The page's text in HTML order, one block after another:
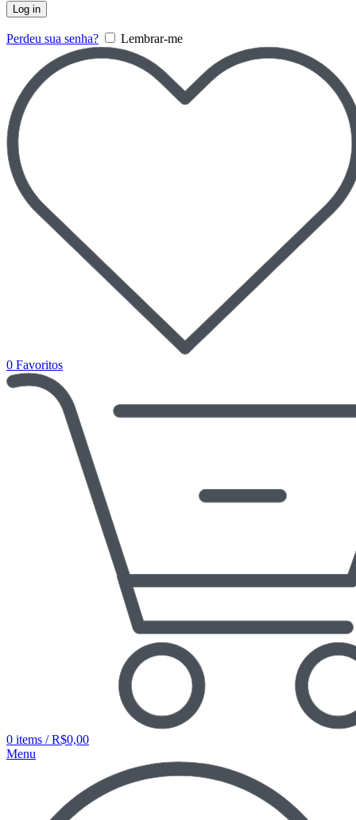
Log in
Perdeu sua senha? Lembrar-me
0 Favoritos
0 items / R$0,00
Menu